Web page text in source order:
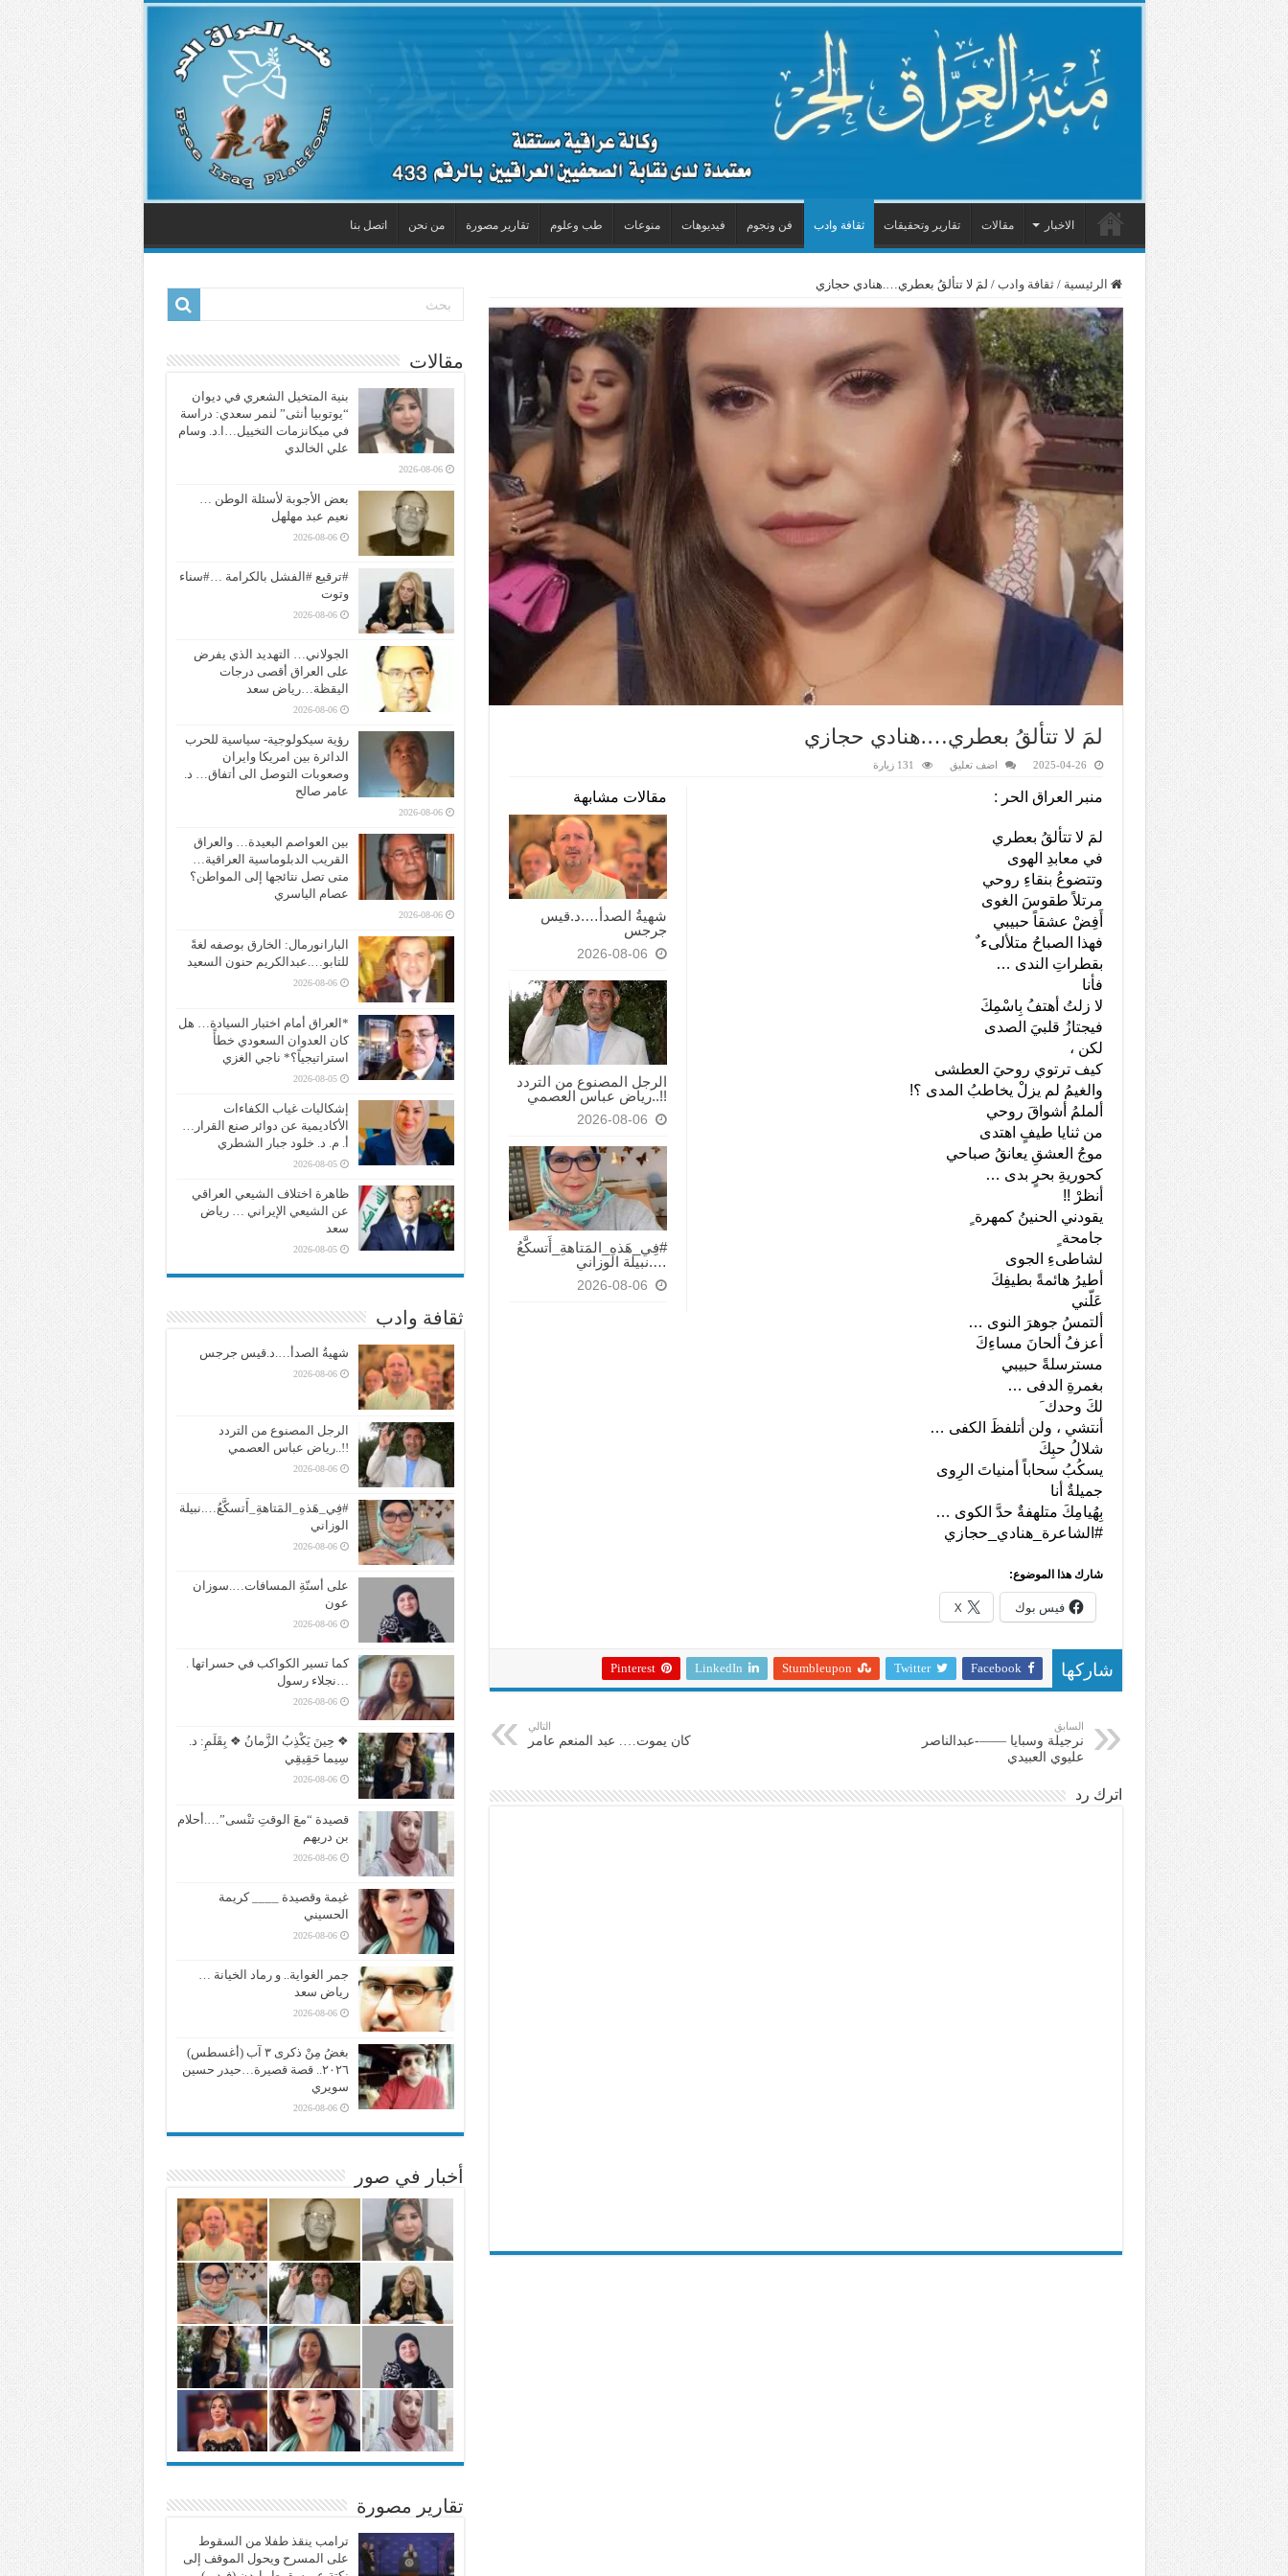
الاخبار مقالات تقارير وتحقيقات ثقافة وادب فن ونجوم فيديوهات منوعات طب وعلوم تقارير مصورة من نحن اتصل بنا
الرئيسية / ثقافة وادب / لمَ لا تتألقُ بعطري….هنادي حجازي
لمَ لا تتألقُ بعطري….هنادي حجازي
2025-04-26 اضف تعليق 131 زيارة
مقالات مشابهة
شهيةُ الصدأ….د.قيس
جرجس
2026-08-06
الرجل المصنوع من التردد
!!..رياض عباس العصمي
2026-08-06
#فِي_هَذهِ_المَتاهةِ_أَتسكَّعُ
….نبيلة الوزاني
2026-08-06
منبر العراق الحر :
لمَ لا تتألقُ بعطري
في معابدِ الهوى
وتتضوعُ بنقاءِ روحي
مرتلاً طقوسَ الغوى
أَفِضْ عشقاً حبيبي
فهذا الصباحُ متلألىء ٌ
بقطراتِ الندى …
فأنا
لا زلتُ أهتفُ بِاسْمِكَ
فيجتازُ قلبيَ الصدى
لكن ،
كيف ترتوي روحيَ العطشى
والغيمُ لم يزلْ يخاطبُ المدى ؟!
ألملمُ أشواقَ روحي
من ثنايا طيفٍ اهتدى
موجُ العشقِ يعانقُ صباحي
كحوريةِ بحرٍ بدى …
أنظرْ !!
يقودني الحنينُ كمهرة ٍ
جامحة ٍ
لشاطىءِ الجوى
أطيرُ هائمةً بطيفِكَ
عَلّني
ألتمسُ جوهرَ النوى …
أعزفُ ألحانَ مساءِكَ
مسترسلةً حبيبي
بغمرةِ الدفى …
لكَ وحدك َ
أنتشي ، ولن أتلفظَ الكفى …
شلالُ حبِكَ
يسكُبُ سحاباً أمنياتَ الرِوى
جميلةٌ أنا
بِهُيامِكَ متلهفةٌ حدَّ الكوى …
#الشاعرة_هنادي_حجازي
شارك هذا الموضوع:
فيس بوك X
شاركها Facebook
Twitter
Stumbleupon
LinkedIn
Pinterest
السابق
نرجيلة وسبايا ——-عبدالناصر
عليوي العبيدي
التالي
كان يموت…. عبد المنعم عامر
اترك رد
مقالات
بنية المتخيل الشعري في ديوان
“يوتوبيا أنثى” لنمر سعدي: دراسة
في ميكانزمات التخييل…ا.د. وسام
علي الخالدي
2026-08-06
بعض الأجوبة لأسئلة الوطن …
نعيم عبد مهلهل
2026-08-06
#ترقيع #الفشل بالكرامة …#سناء
وتوت
2026-08-06
الجولاني… التهديد الذي يفرض
على العراق أقصى درجات
اليقظة…رياض سعد
2026-08-06
رؤية سيكولوجية- سياسية للحرب
الدائرة بين امريكا وايران
وصعوبات التوصل الى أتفاق… د.
عامر صالح
2026-08-06
بين العواصم البعيدة… والعراق
القريب الدبلوماسية العراقية…
متى تصل نتائجها إلى المواطن؟
عصام الياسري
2026-08-06
البارانورمال: الخارق بوصفه لغةً
للتابو….عبدالكريم حنون السعيد
2026-08-06
*العراق أمام اختبار السيادة… هل
كان العدوان السعودي خطأً
استراتيجياً؟* ناجي الغزي
2026-08-05
إشكاليات غياب الكفاءات
الأكاديمية عن دوائر صنع القرار…
أ. م. د. خلود جبار الشطري
2026-08-05
ظاهرة اختلاف الشيعي العراقي
عن الشيعي الإيراني … رياض
سعد
2026-08-05
ثقافة وادب
شهيةُ الصدأ….د.قيس جرجس
2026-08-06
الرجل المصنوع من التردد
!!..رياض عباس العصمي
2026-08-06
#فِي_هَذهِ_المَتاهةِ_أَتسكَّعُ….نبيلة
الوزاني
2026-08-06
على أسنّةِ المسافات….سوزان
عون
2026-08-06
كما تسير الكواكب في حسراتها .
…نجلاء رسول
2026-08-06
❖ حِينَ يَكْذِبُ الزَّمانُ ❖ بِقَلَمِ: د.
سِيما حَقِيقِي
2026-08-06
قصيدة “معَ الوقتِ تنْسى”….أحلام
بن دريهم
2026-08-06
غيمة وقصيدة ____ كريمة
الحسيني
2026-08-06
جمر الغواية.. و رماد الخيانة …
رياض سعد
2026-08-06
بغضُ مِنْ ذكرى ٣ آب (أغسطس)
٢٠٢٦.. قصة قصيرة…حيدر حسين
سويري
2026-08-06
أخبار في صور
تقارير مصورة
ترامب ينقذ طفلا من السقوط
على المسرح ويحول الموقف إلى